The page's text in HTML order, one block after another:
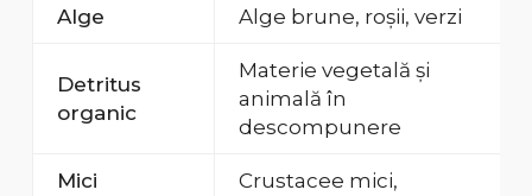
Alge Alge brune, roșii, verzi
Detritus
organic
Materie vegetală și
animală în
descompunere
Mici
Crustacee mici,